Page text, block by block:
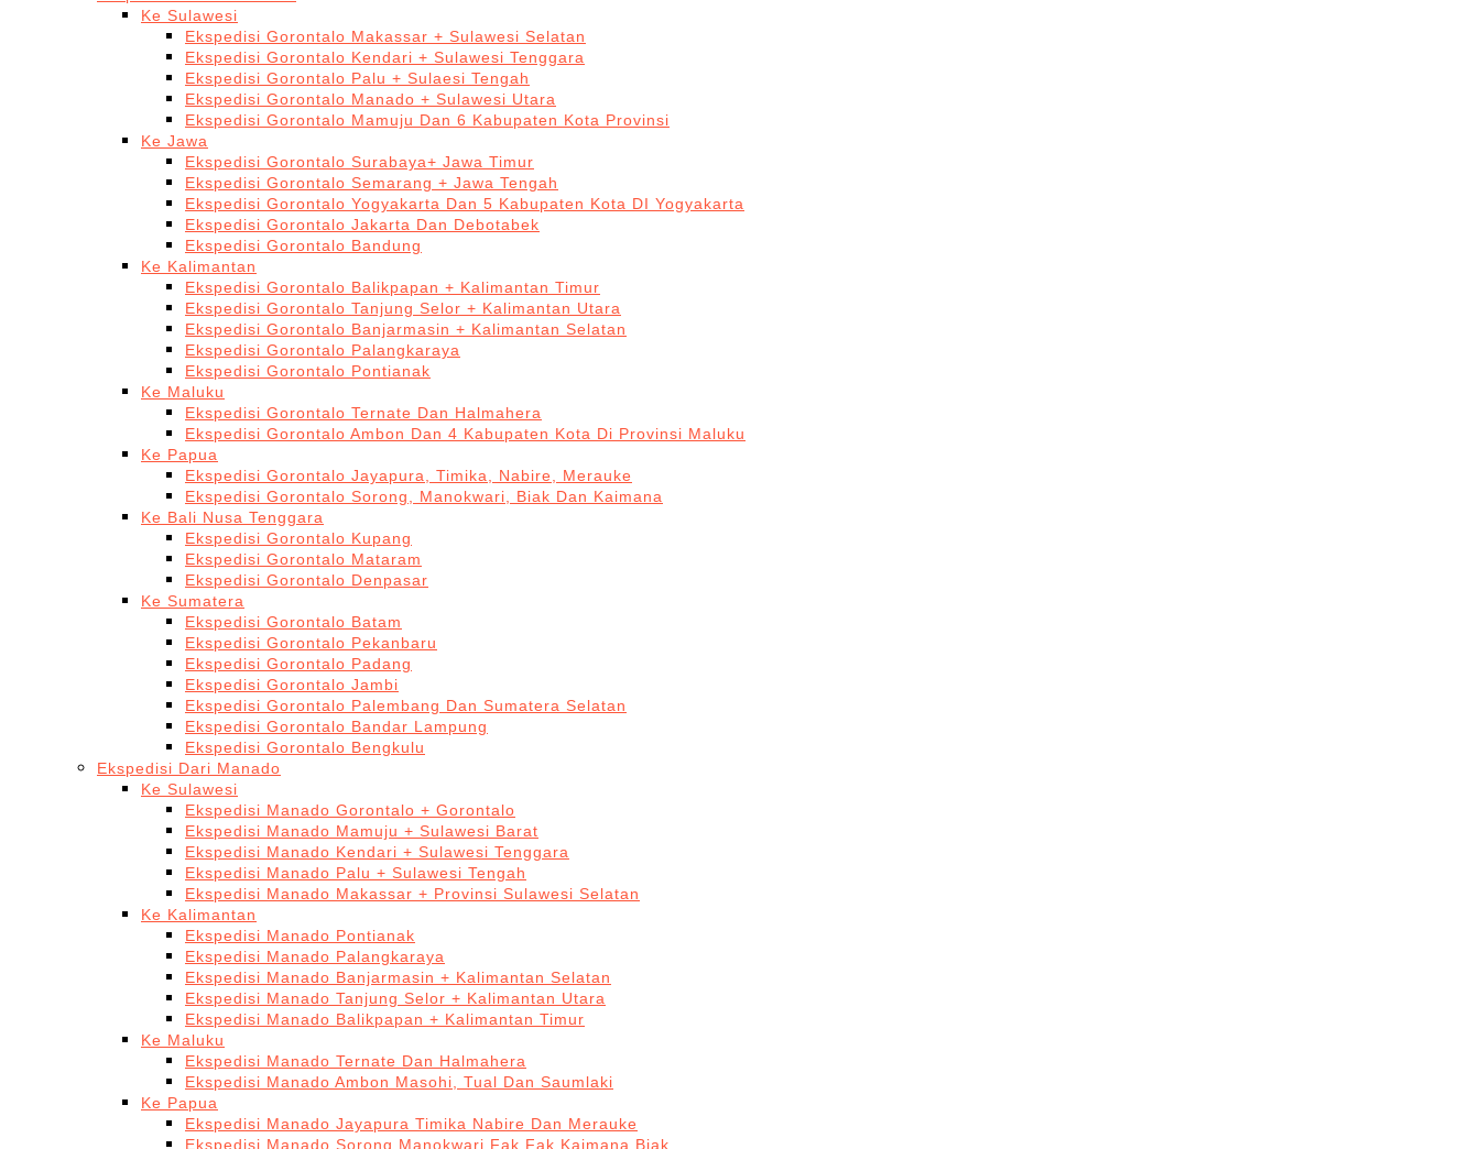
Ke Sulawesi
Ekspedisi Gorontalo Makassar + Sulawesi Selatan
Ekspedisi Gorontalo Kendari + Sulawesi Tenggara
Ekspedisi Gorontalo Palu + Sulaesi Tengah
Ekspedisi Gorontalo Manado + Sulawesi Utara
Ekspedisi Gorontalo Mamuju Dan 6 Kabupaten Kota Provinsi
Ke Jawa
Ekspedisi Gorontalo Surabaya+ Jawa Timur
Ekspedisi Gorontalo Semarang + Jawa Tengah
Ekspedisi Gorontalo Yogyakarta Dan 5 Kabupaten Kota DI Yogyakarta
Ekspedisi Gorontalo Jakarta Dan Debotabek
Ekspedisi Gorontalo Bandung
Ke Kalimantan
Ekspedisi Gorontalo Balikpapan + Kalimantan Timur
Ekspedisi Gorontalo Tanjung Selor + Kalimantan Utara
Ekspedisi Gorontalo Banjarmasin + Kalimantan Selatan
Ekspedisi Gorontalo Palangkaraya
Ekspedisi Gorontalo Pontianak
Ke Maluku
Ekspedisi Gorontalo Ternate Dan Halmahera
Ekspedisi Gorontalo Ambon Dan 4 Kabupaten Kota Di Provinsi Maluku
Ke Papua
Ekspedisi Gorontalo Jayapura, Timika, Nabire, Merauke
Ekspedisi Gorontalo Sorong, Manokwari, Biak Dan Kaimana
Ke Bali Nusa Tenggara
Ekspedisi Gorontalo Kupang
Ekspedisi Gorontalo Mataram
Ekspedisi Gorontalo Denpasar
Ke Sumatera
Ekspedisi Gorontalo Batam
Ekspedisi Gorontalo Pekanbaru
Ekspedisi Gorontalo Padang
Ekspedisi Gorontalo Jambi
Ekspedisi Gorontalo Palembang Dan Sumatera Selatan
Ekspedisi Gorontalo Bandar Lampung
Ekspedisi Gorontalo Bengkulu
Ekspedisi Dari Manado
Ke Sulawesi
Ekspedisi Manado Gorontalo + Gorontalo
Ekspedisi Manado Mamuju + Sulawesi Barat
Ekspedisi Manado Kendari + Sulawesi Tenggara
Ekspedisi Manado Palu + Sulawesi Tengah
Ekspedisi Manado Makassar + Provinsi Sulawesi Selatan
Ke Kalimantan
Ekspedisi Manado Pontianak
Ekspedisi Manado Palangkaraya
Ekspedisi Manado Banjarmasin + Kalimantan Selatan
Ekspedisi Manado Tanjung Selor + Kalimantan Utara
Ekspedisi Manado Balikpapan + Kalimantan Timur
Ke Maluku
Ekspedisi Manado Ternate Dan Halmahera
Ekspedisi Manado Ambon Masohi, Tual Dan Saumlaki
Ke Papua
Ekspedisi Manado Jayapura Timika Nabire Dan Merauke
Ekspedisi Manado Sorong Manokwari Fak Fak Kaimana Biak